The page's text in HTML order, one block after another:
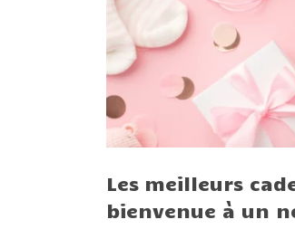
Les meilleurs
bienvenue à un